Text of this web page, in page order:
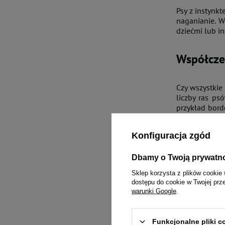
Psy z
naganianie.
dziećmi lub
Czy
liczby ras
przykład
Jednym z
choć psy te
z takim
Prowadzenie
Konfiguracja zgód
Dbamy o Twoją
Sklep korzysta z plików cookie
dostępu do cookie w Twojej
warunki Google
Funkcjonalne pliki